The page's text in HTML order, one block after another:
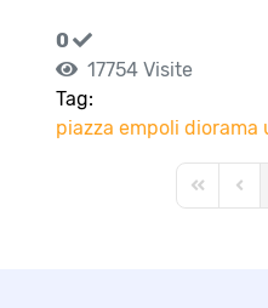
0
17754 Visite
Tag:
piazza empoli diorama
First Page